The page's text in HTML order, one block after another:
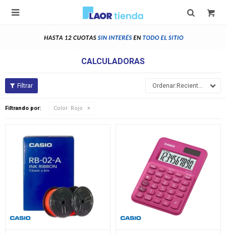

CALCULADORAS
Recientes
Filtrando por: Color: Rojo